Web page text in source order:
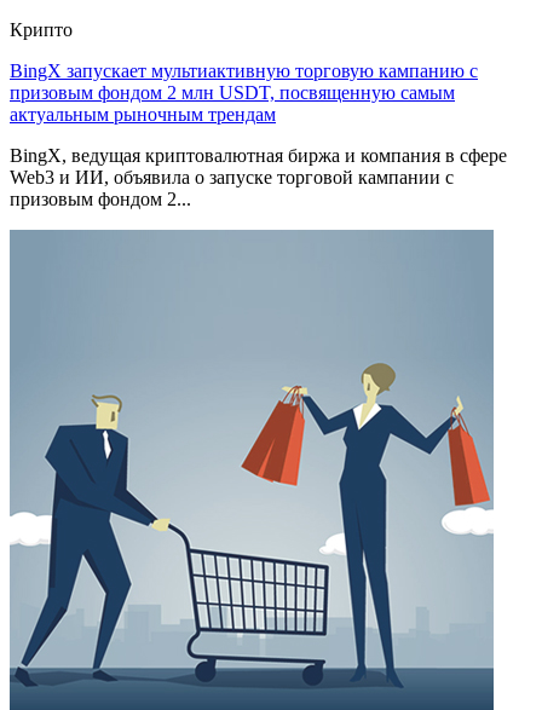
Крипто
BingX запускает мультиактивную торговую кампанию с
призовым фондом 2 млн USDT, посвященную самым
актуальным рыночным трендам
BingX, ведущая криптовалютная биржа и компания в сфере
Web3 и ИИ, объявила о запуске торговой кампании с
призовым фондом 2...